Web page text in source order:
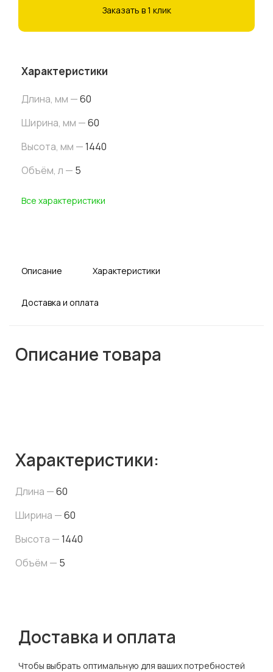
Заказать в 1 клик
Характеристики
Длина, мм —60
Ширина, мм —60
Высота, мм —1440
Объём, л — 5
Все характеристики
Описание Характеристики
Доставка и оплата
Описание товара
Характеристики:
Длина —60
Ширина —60
Высота —1440
Объём — 5
Доставка и оплата
Чтобы выбрать оптимальную для ваших потребностей